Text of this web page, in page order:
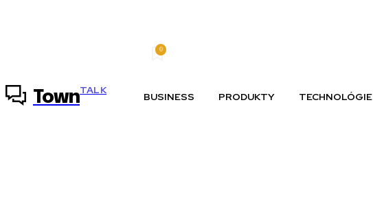
0
TownTALK
BUSINESS PRODUKTY TECHNOLÓGIE